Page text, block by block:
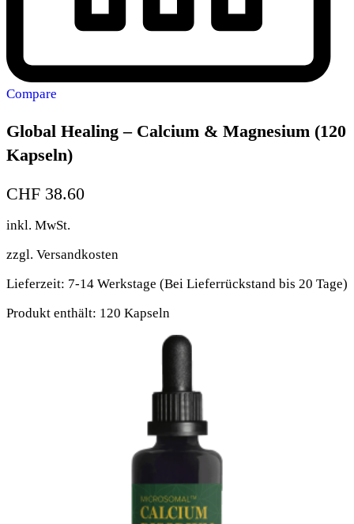
Compare
Global Healing – Calcium & Magnesium (120
Kapseln)
CHF 38.60
inkl. MwSt.
zzgl. Versandkosten
Lieferzeit: 7-14 Werkstage (Bei Lieferrückstand bis 20 Tage)
Produkt enthält: 120 Kapseln